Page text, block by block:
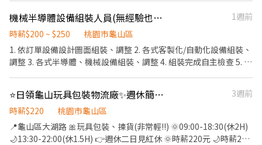
陳專員 ●【電話】0902-160-886 ● 加好友搜尋@325nrgvm 或快
速加入https://lin.ee/7kPEafx
▬▬▬▬▬▬▬▬▬▬▬▬▬▬▬▬▬▬▬▬▬▬
需配合加班) -------------------------------------- 📌 工作內容 【工
作內容】：PCBA加工、插件、後焊製程、包裝生產作業 -----------
--------------------------- 💚 固定班別.含(出勤津貼) 早班 08:00-
17:00▶260 /H . 夜班:20:00-05:00▶300 /H . (加班費直接用時薪去
機械半導體設備組裝人員(無經驗也可學)可隔日領 週領
1週前
時薪$200 ~ $250
桃園市龜山區
1. 依訂單設備設計圖面組裝、調整 2. 各式客製化/自動化設備組裝、
調整 3. 各式半導體、機械設備組裝、調整 4. 組裝完成自主檢查 5. 完
公司帶來更大獲利 7. 不需負擔管理責任(如表現優異且具備管理領導
能力，遇有管理職缺為優先考核) 8. 經培訓考核通過後可出差外派國
外裝機，出差費另計 享有 三節獎金
⭐️日領龜山玩具包裝物流廠✨週休簡單輕鬆職缺⭐️
3週前
時薪$220
桃園市龜山區
📍龜山區大湖路 🎀玩具包裝、揀貨(非常輕!!) 🌞09:00-18:30(休2H)
🌙13:30-22:00(休1.5H) 👉週休二日見紅休 🌞時薪220元 🌙時薪245